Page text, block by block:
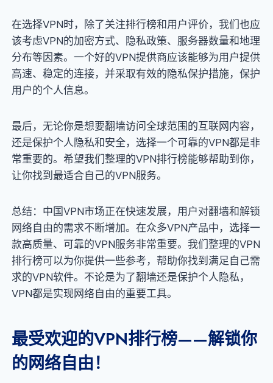
在选择VPN时，除了关注排行榜和用户评价，我们也应
该考虑VPN的加密方式、隐私政策、服务器数量和地理
分布等因素。一个好的VPN提供商应该能够为用户提供
高速、稳定的连接，并采取有效的隐私保护措施，保护
用户的个人信息。
最后，无论你是想要翻墙访问全球范围的互联网内容，
还是保护个人隐私和安全，选择一个可靠的VPN都是非
常重要的。希望我们整理的VPN排行榜能够帮助到你，
让你找到最适合自己的VPN服务。
总结：中国VPN市场正在快速发展，用户对翻墙和解锁
网络自由的需求不断增加。在众多VPN产品中，选择一
款高质量、可靠的VPN服务非常重要。我们整理的VPN
排行榜可以为你提供一些参考，帮助你找到满足自己需
求的VPN软件。不论是为了翻墙还是保护个人隐私，
VPN都是实现网络自由的重要工具。
最受欢迎的VPN排行榜——解锁你
的网络自由！